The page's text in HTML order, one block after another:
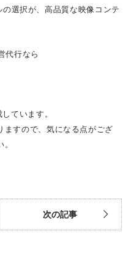
の選択が、高品質な映像コンテ
代行なら
ています。
ますので、気になる点がござ
次の記事